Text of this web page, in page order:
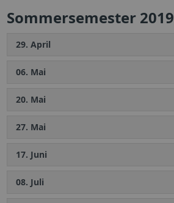
Sommersemester 2019
29. April
06. Mai
20. Mai
27. Mai
17. Juni
08. Juli